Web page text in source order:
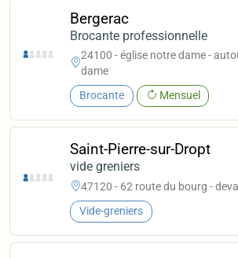
Bergerac
Brocante professionnelle
24100 - église notre dame -
dame
Brocante Mensuel
Saint-Pierre-sur-Dropt
vide greniers
47120 - 62 route du bourg -
Vide-greniers